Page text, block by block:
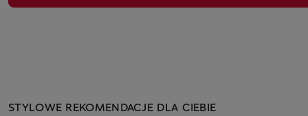
STYLOWE REKOMENDACJE DLA CIEBIE